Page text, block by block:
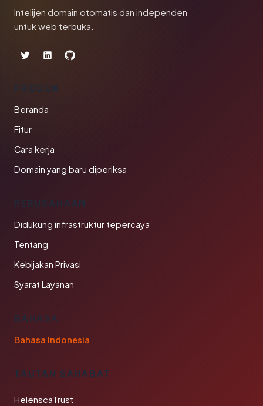
Intelijen domain otomatis dan independen
untuk web terbuka.
PRODUK
Beranda
Fitur
Cara kerja
Domain yang baru diperiksa
PERUSAHAAN
Didukung infrastruktur tepercaya
Tentang
Kebijakan Privasi
Syarat Layanan
BAHASA
Bahasa Indonesia
TAUTAN SAHABAT
HelenscaTrust